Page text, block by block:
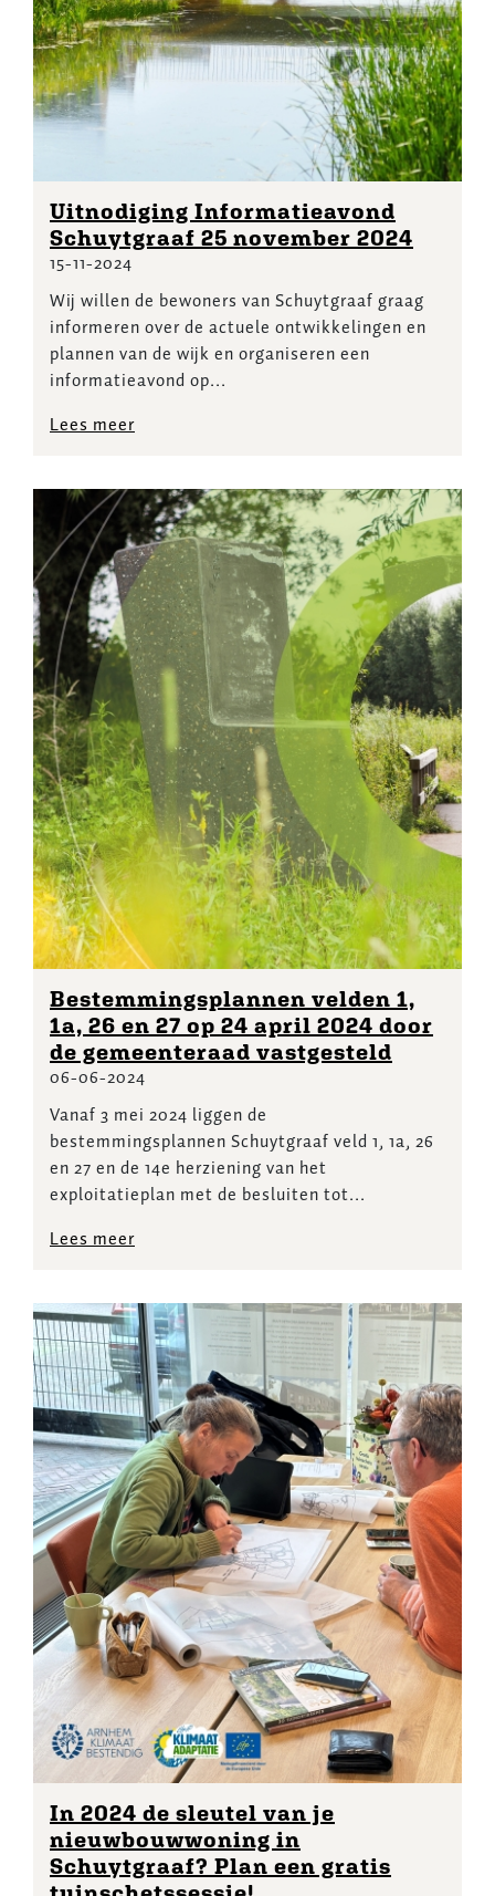
Uitnodiging Informatieavond
Schuytgraaf 25 november 2024
15-11-2024
Wij willen de bewoners van Schuytgraaf graag
informeren over de actuele ontwikkelingen en
plannen van de wijk en organiseren een
informatieavond op...
Lees meer
Bestemmingsplannen velden 1,
1a, 26 en 27 op 24 april 2024 door
de gemeenteraad vastgesteld
06-06-2024
Vanaf 3 mei 2024 liggen de
bestemmingsplannen Schuytgraaf veld 1, 1a, 26
en 27 en de 14e herziening van het
exploitatieplan met de besluiten tot...
Lees meer
In 2024 de sleutel van je
nieuwbouwwoning in
Schuytgraaf? Plan een gratis